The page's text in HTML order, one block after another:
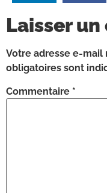
Laisser
Votre adresse e-mail
obligatoires sont
Commentaire *